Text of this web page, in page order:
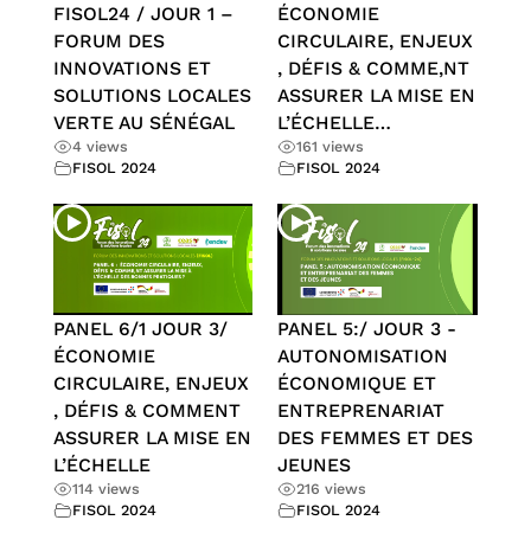
FISOL24 / JOUR 1 –
FORUM DES
INNOVATIONS ET
SOLUTIONS LOCALES
VERTE AU SÉNÉGAL
4 views
FISOL 2024
ÉCONOMIE
CIRCULAIRE, ENJEUX
, DÉFIS & COMME,NT
ASSURER LA MISE EN
L’ÉCHELLE…
161 views
FISOL 2024
PANEL 6/1 JOUR 3/
ÉCONOMIE
CIRCULAIRE, ENJEUX
, DÉFIS & COMMENT
ASSURER LA MISE EN
L’ÉCHELLE
114 views
FISOL 2024
PANEL 5:/ JOUR 3 -
AUTONOMISATION
ÉCONOMIQUE ET
ENTREPRENARIAT
DES FEMMES ET DES
JEUNES
216 views
FISOL 2024